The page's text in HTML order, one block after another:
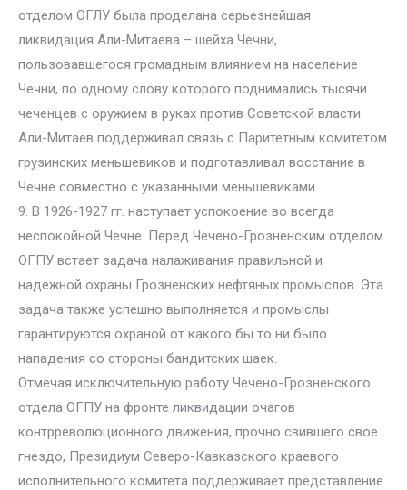
отделом ОГЛУ была проделана серьезнейшая
ликвидация Али-Митаева – шейха Чечни,
пользовавшегося громадным влиянием на население
Чечни, по одному слову которого поднимались тысячи
чеченцев с оружием в руках против Советской власти.
Али-Митаев поддерживал связь с Паритетным комитетом
грузинских меньшевиков и подготавливал восстание в
Чечне совместно с указанными меньшевиками.
9. В 1926-1927 гг. наступает успокоение во всегда
неспокойной Чечне. Перед Чечено-Грозненским отделом
ОГПУ встает задача налаживания правильной и
надежной охраны Грозненских нефтяных промыслов. Эта
задача также успешно выполняется и промыслы
гарантируются охраной от какого бы то ни было
нападения со стороны бандитских шаек.
Отмечая исключительную работу Чечено-Грозненского
отдела ОГПУ на фронте ликвидации очагов
контрреволюционного движения, прочно свившего свое
гнездо, Президиум Северо-Кавказского краевого
исполнительного комитета поддерживает представление